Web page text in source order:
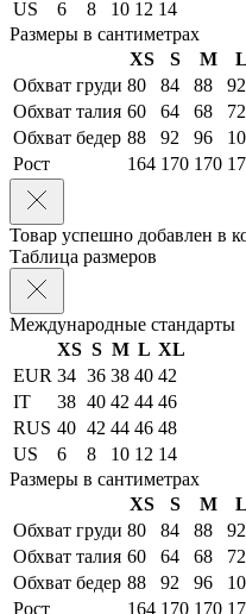
US
6 8 10 12 14
Размеры в сантиметрах
XS
S M L
Обхват груди 80 84 88 92
Обхват талия 60 64 68 72
Обхват бедер 88 92 96
Рост
164 170 170
Товар успешно добавлен в
Таблица размеров
Международные стандарты
XS S M L XL
EUR 34 36 38 40 42
IT
38 40 42 44 46
RUS 40 42 44 46 48
US
6 8 10 12 14
Размеры в сантиметрах
XS
S M L
Обхват груди 80 84 88 92
Обхват талия 60 64 68 72
Обхват бедер 88 92 96
Рост
164 170 170